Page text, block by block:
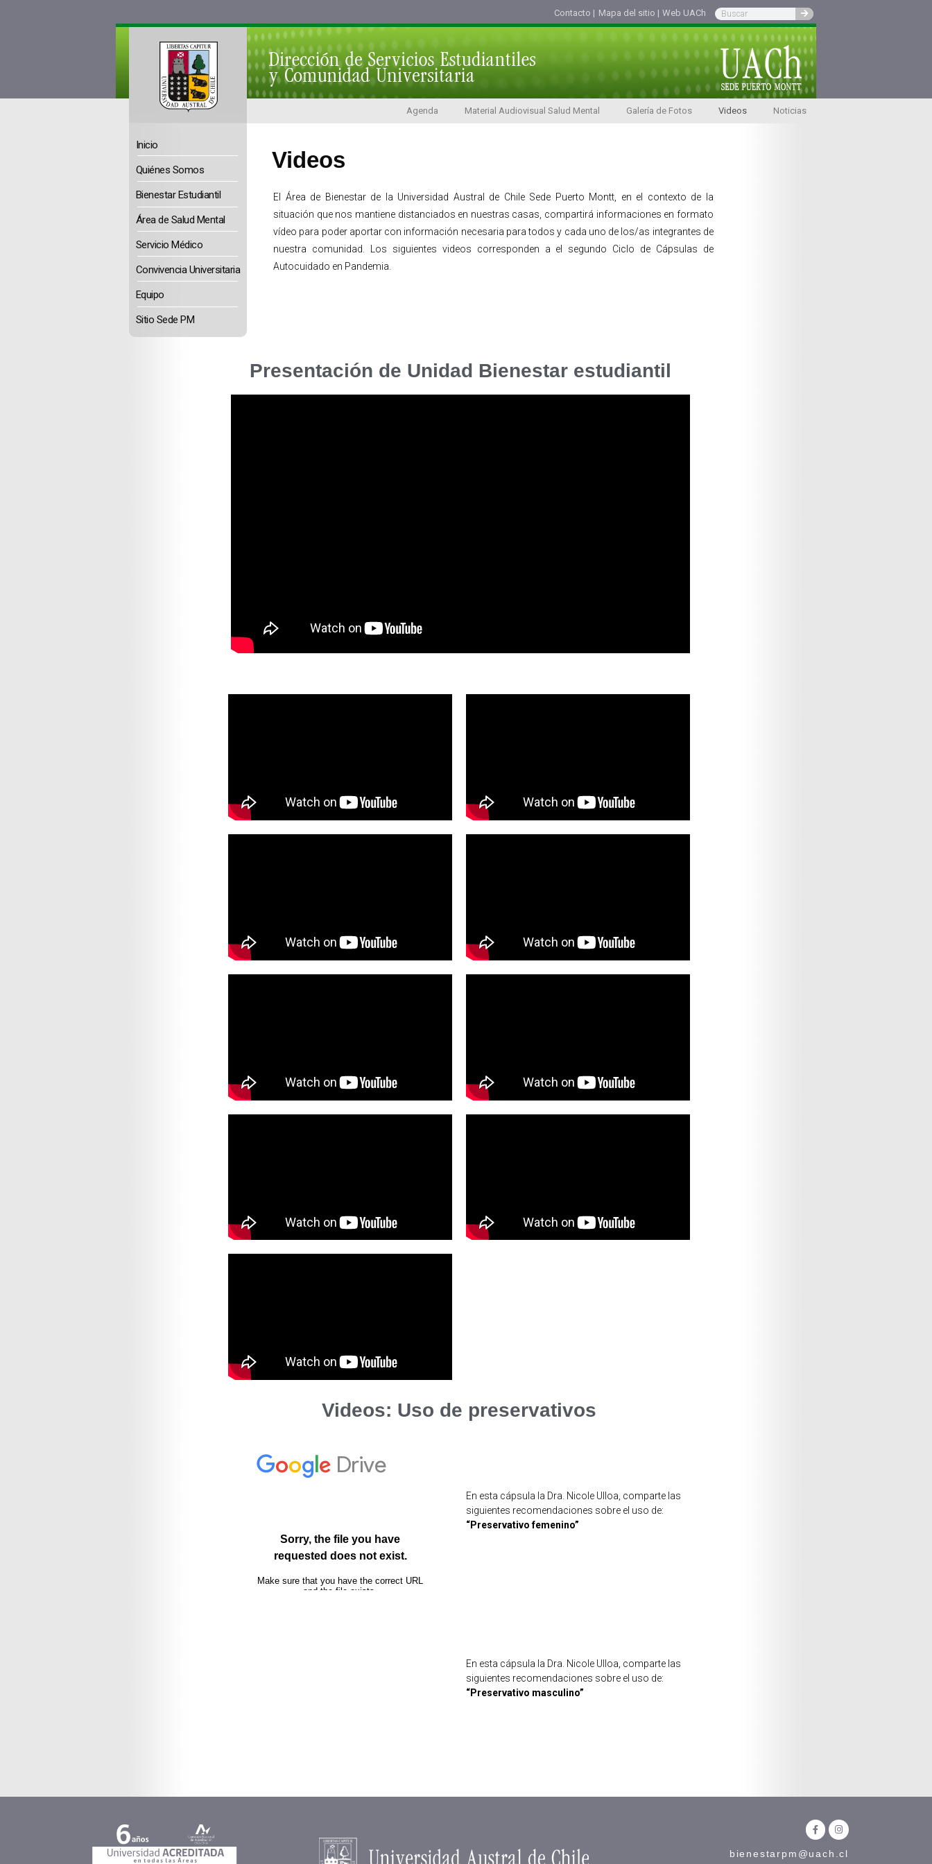
Contacto | Mapa del sitio | Web UACh
Agenda Material Audiovisual Salud Mental Galería de Fotos Videos Noticias
Inicio
Quiénes Somos
Bienestar Estudiantil
Área de Salud Mental
Servicio Médico
Convivencia Universitaria
Equipo
Sitio Sede PM
Videos
El Área de Bienestar de la Universidad Austral de Chile Sede Puerto Montt, en el contexto de la
situación que nos mantiene distanciados en nuestras casas, compartirá informaciones en formato
vídeo para poder aportar con información necesaria para todos y cada uno de los/as integrantes de
nuestra comunidad. Los siguientes videos corresponden a el segundo Ciclo de Cápsulas de
Autocuidado en Pandemia.
Presentación de Unidad Bienestar estudiantil
Videos: Uso de preservativos
En esta cápsula la Dra. Nicole Ulloa, comparte las
siguientes recomendaciones sobre el uso de:
“Preservativo femenino”
En esta cápsula la Dra. Nicole Ulloa, comparte las
siguientes recomendaciones sobre el uso de:
“Preservativo masculino”
bienestarpm@uach.cl